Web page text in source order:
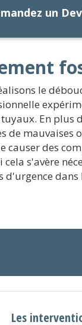
un
le
En plus
de mauvaises
causer des
s'avère
d'urgence
Les